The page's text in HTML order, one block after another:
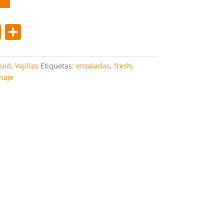
Pi
er
e
C
m
, Vajillas Etiquetas: ensaladas, fresh,